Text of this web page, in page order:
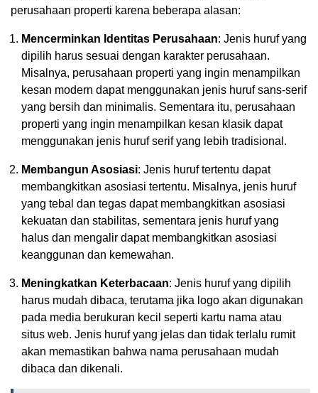
perusahaan properti karena beberapa alasan:
Mencerminkan Identitas Perusahaan: Jenis huruf yang
dipilih harus sesuai dengan karakter perusahaan.
Misalnya, perusahaan properti yang ingin menampilkan
kesan modern dapat menggunakan jenis huruf sans-serif
yang bersih dan minimalis. Sementara itu, perusahaan
properti yang ingin menampilkan kesan klasik dapat
menggunakan jenis huruf serif yang lebih tradisional.
Membangun Asosiasi: Jenis huruf tertentu dapat
membangkitkan asosiasi tertentu. Misalnya, jenis huruf
yang tebal dan tegas dapat membangkitkan asosiasi
kekuatan dan stabilitas, sementara jenis huruf yang
halus dan mengalir dapat membangkitkan asosiasi
keanggunan dan kemewahan.
Meningkatkan Keterbacaan: Jenis huruf yang dipilih
harus mudah dibaca, terutama jika logo akan digunakan
pada media berukuran kecil seperti kartu nama atau
situs web. Jenis huruf yang jelas dan tidak terlalu rumit
akan memastikan bahwa nama perusahaan mudah
dibaca dan dikenali.